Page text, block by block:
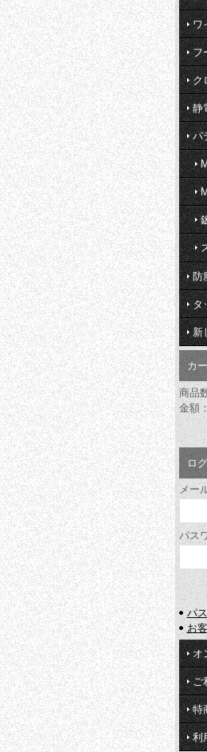
ワ
フ
ク
静
パ
防
タ
新
カ
商品
金額
ロ
メー
パス
パ
お
オ
ご
特
利